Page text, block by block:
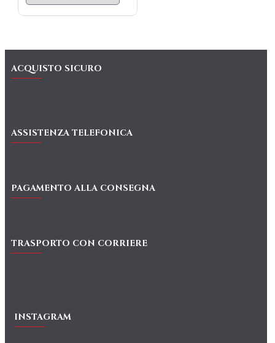
ACQUISTO SICURO
ASSISTENZA TELEFONICA
PAGAMENTO ALLA CONSEGNA
TRASPORTO CON CORRIERE
INSTAGRAM